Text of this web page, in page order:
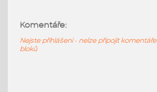
DWG Kolejová
Komentáře:
Nejste přihlášeni - nelze připojit komentáře
bloků